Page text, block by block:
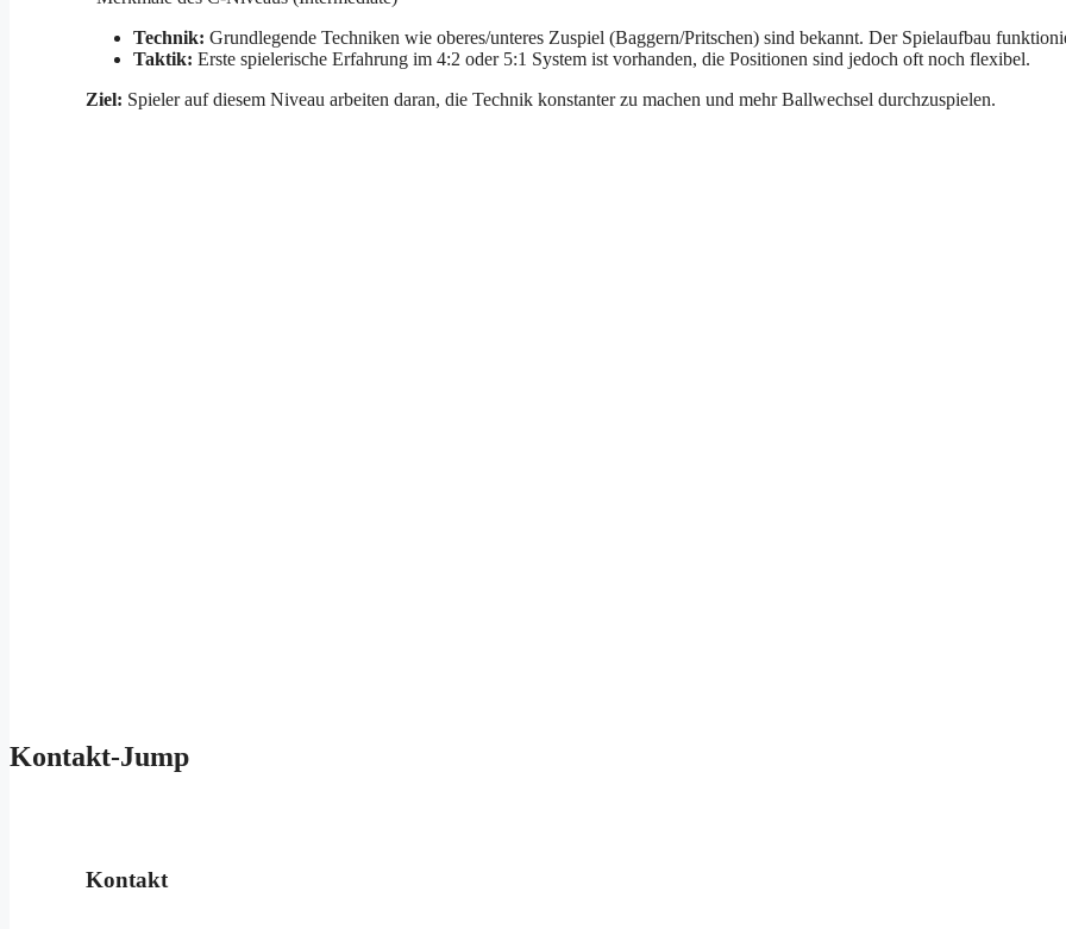
Technik: Grundlegende Techniken wie oberes/unteres Zuspiel (Baggern/Pritschen) sind bekannt. Der Spielaufbau
Taktik: Erste spielerische Erfahrung im 4:2 oder 5:1 System ist vorhanden, die Positionen sind jedoch oft noch flexibel.
Ziel: Spieler auf diesem Niveau arbeiten daran, die Technik konstanter zu machen und mehr Ballwechsel durchzuspielen.
Kontakt-Jump
Kontakt